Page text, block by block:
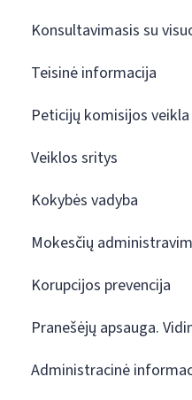
Konsultavimasis su
Teisinė informacija
Peticijų komisijos veikla
Veiklos sritys
Kokybės vadyba
Mokesčių
Korupcijos prevencija
Pranešėjų apsauga.
Administracinė